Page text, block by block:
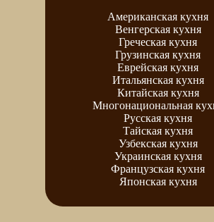
Американская кухня
Венгерская кухня
Греческая кухня
Грузинская кухня
Еврейская кухня
Итальянская кухня
Китайская кухня
Многонациональная
Русская кухня
Тайская кухня
Узбекская кухня
Украинская кухня
Французская кухня
Японская кухня